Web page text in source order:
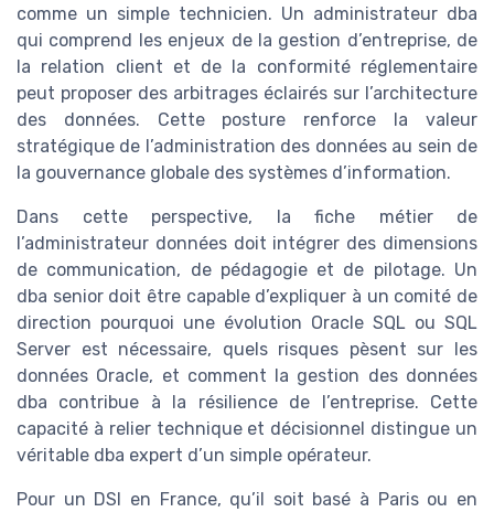
comme un simple technicien. Un administrateur dba
qui comprend les enjeux de la gestion d’entreprise, de
la relation client et de la conformité réglementaire
peut proposer des arbitrages éclairés sur l’architecture
des données. Cette posture renforce la valeur
stratégique de l’administration des données au sein de
la gouvernance globale des systèmes d’information.
Dans cette perspective, la fiche métier de
l’administrateur données doit intégrer des dimensions
de communication, de pédagogie et de pilotage. Un
dba senior doit être capable d’expliquer à un comité de
direction pourquoi une évolution Oracle SQL ou SQL
Server est nécessaire, quels risques pèsent sur les
données Oracle, et comment la gestion des données
dba contribue à la résilience de l’entreprise. Cette
capacité à relier technique et décisionnel distingue un
véritable dba expert d’un simple opérateur.
Pour un DSI en France, qu’il soit basé à Paris ou en